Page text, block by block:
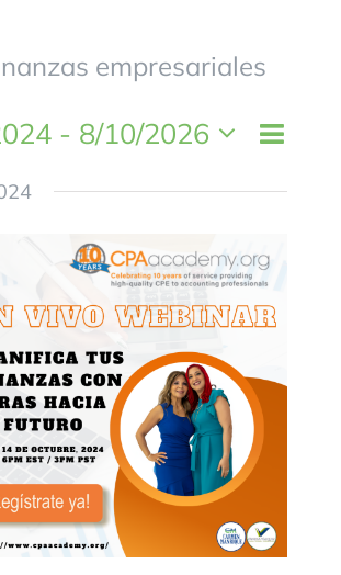
empresariales
Views
Event
List
- 8/10/2026